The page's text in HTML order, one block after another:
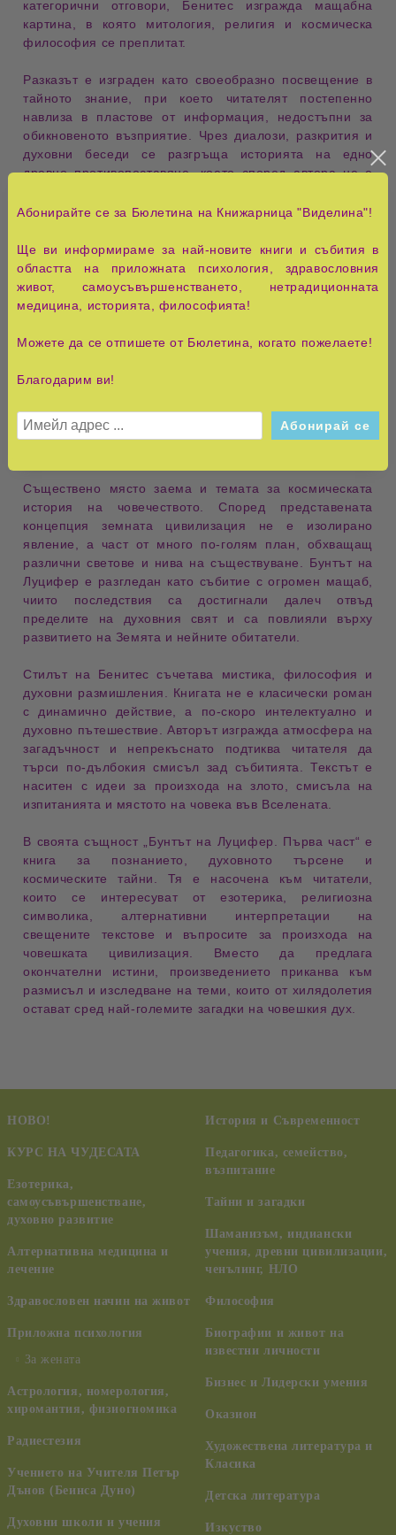
категорични отговори, Бенитес изгражда мащабна
картина, в която митология, религия и космическа
философия се преплитат.
Разказът е изграден като своеобразно посвещение в
тайното знание , при което читателят постепенно
навлиза в пластове от информация, недостъпни за
обикновеното възприятие. Чрез диалози, разкрития и
духовни беседи се разгръща историята на едно
древно противопоставяне, което според автора не е
да оказва влияние върху живота на хората и до днес.
закони , управляващи Вселената, както и на ролята на
свободната воля в развитието на разумните същества.
Една от основните теми в книгата е
традиционните представи за доброто и злото, като
известните религиозни разкази могат да съдържат
Така читателят е провокиран да се замисли върху
произхода на религиозните учения и върху начина, по
Съществено място заема и темата за космическата
история на човечеството . Според представената
концепция земната цивилизация не е изолирано
явление, а част от много по-голям план, обхващащ
различни светове и нива на съществуване. Бунтът на
Луцифер е разгледан като събитие с огромен мащаб,
чиито последствия са достигнали далеч отвъд
пределите на духовния свят и са повлияли върху
развитието на Земята и нейните обитатели.
Стилът на Бенитес съчетава мистика, философия и
духовни размишления
. Книгата не е класически роман
с динамично действие, а по-скоро интелектуално и
духовно пътешествие. Авторът изгражда атмосфера на
загадъчност и непрекъснато подтиква читателя да
търси по-дълбокия смисъл зад събитията. Текстът е
наситен с идеи за произхода на злото, смисъла на
изпитанията и мястото на човека във Вселената.
В своята същност „Бунтът на Луцифер. Първа част“ е
книга за познанието, духовното търсене и
космическите тайни
. Тя е насочена към читатели,
които се интересуват от езотерика, религиозна
символика, алтернативни интерпретации на
свещените текстове и въпросите за произхода на
човешката цивилизация. Вместо да предлага
окончателни истини, произведението приканва към
размисъл и изследване на теми, които от хилядолетия
остават сред най-големите загадки на човешкия дух.
НОВО!
КУРС НА ЧУДЕСАТА
Езотерика,
самоусъвършенстване,
духовно развитие
Алтернативна медицина и
лечение
Здравословен начин на живот
Приложна психология
За жената
Астрология, номерология,
хиромантия, физиогномика
Радиестезия
Учението на Учителя Петър
Дънов (Беинса Дуно)
Духовни школи и учения
История и Съвременност
Педагогика, семейство,
възпитание
Тайни и загадки
Шаманизъм, индиански
учения, древни цивилизации,
ченълинг, НЛО
Философия
Биографии и живот на
известни личности
Бизнес и Лидерски умения
Оказион
Художествена литература и
Класика
Детска литература
Изкуство
Абонирайте се за Бюлетина на Книжарница "Виделина"!
Ще ви информираме за най-новите книги и събития в
областта на приложната психология, здравословния
живот, самоусъвършенстването, нетрадиционната
медицина, историята, философията!
Можете да се отпишете от Бюлетина, когато пожелаете!
Благодарим ви!